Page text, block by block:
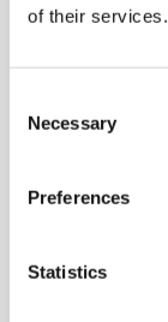
of their services.
Selection
Necessary
Preferences
Statistics